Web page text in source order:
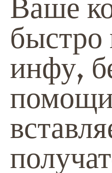
быстро
инфу,